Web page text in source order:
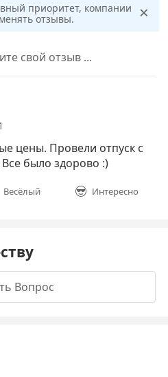
приоритет, компании
отзывы.
×
свой отзыв ...
цены. Провели отпуск с
было здорово :)
Весёлый Интересно
Вопрос